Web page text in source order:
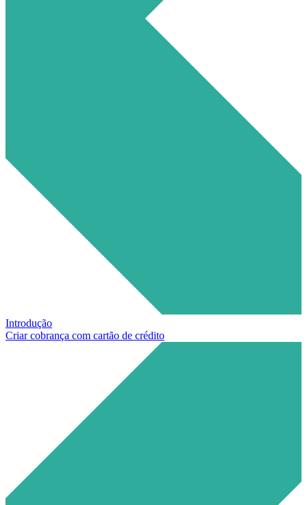
Introdução
Criar cobrança com cartão de crédito